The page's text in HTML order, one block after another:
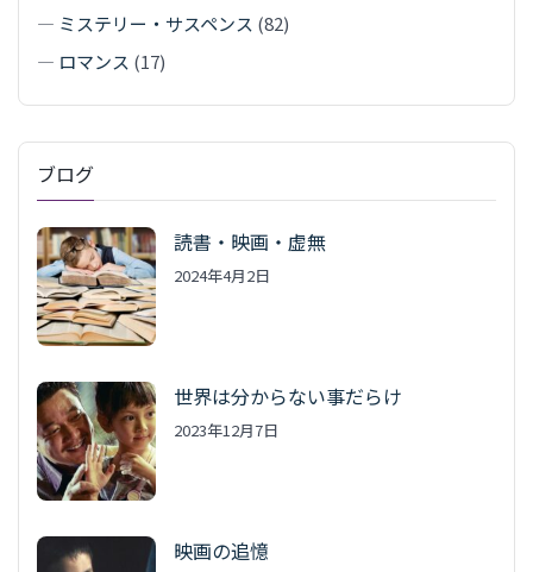
— ミステリー・サスペンス (82)
— ロマンス (17)
ブログ
読書・映画・虚無
2024年4月2日
世界は分からない事だらけ
2023年12月7日
映画の追憶